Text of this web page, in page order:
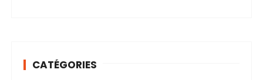
CATÉGORIES